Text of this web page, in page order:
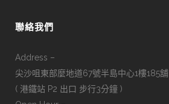
聯絡我們
Address –
尖沙咀東部麼地道67號半島中心1樓185舖
( 港鐵站 P2 出口 步行3分鐘 )